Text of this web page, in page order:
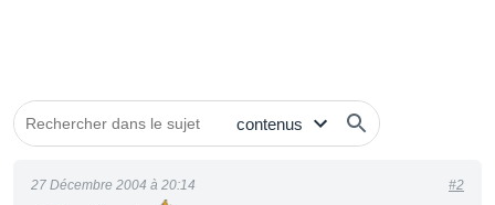
27 Décembre 2004 à 20:14 #2